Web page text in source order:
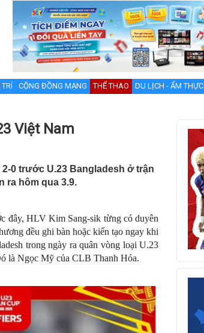
CỘNG ĐỒNG MẠNG THỂ THAO DU LỊCH - ẨM THỰC
Việt Nam
0 trước U.23 Bangladesh ở trận
ra hôm qua 3.9.
đây, HLV Kim Sang-sik từng có duyên
đều ghi bàn hoặc kiến tạo ngay khi
trong ngày ra quân vòng loại U.23
là Ngọc Mỹ của CLB Thanh Hóa.